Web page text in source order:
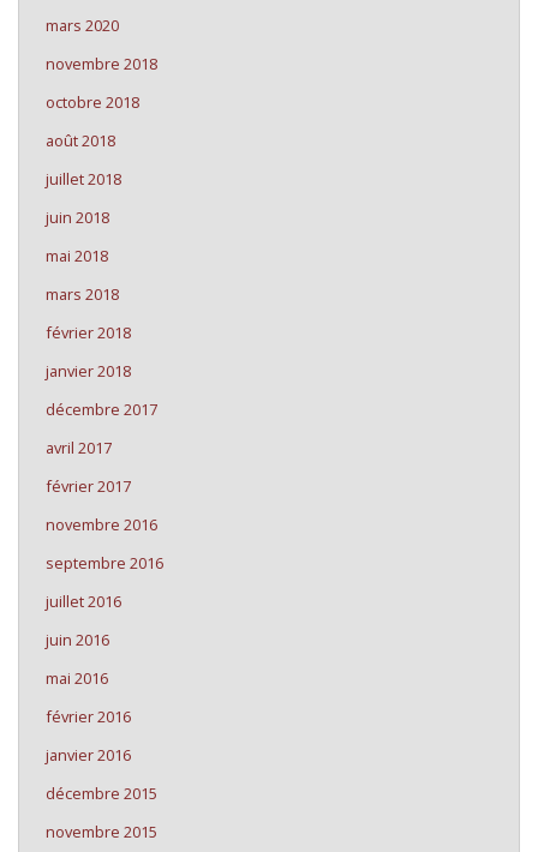
mars 2020
novembre 2018
octobre 2018
août 2018
juillet 2018
juin 2018
mai 2018
mars 2018
février 2018
janvier 2018
décembre 2017
avril 2017
février 2017
novembre 2016
septembre 2016
juillet 2016
juin 2016
mai 2016
février 2016
janvier 2016
décembre 2015
novembre 2015